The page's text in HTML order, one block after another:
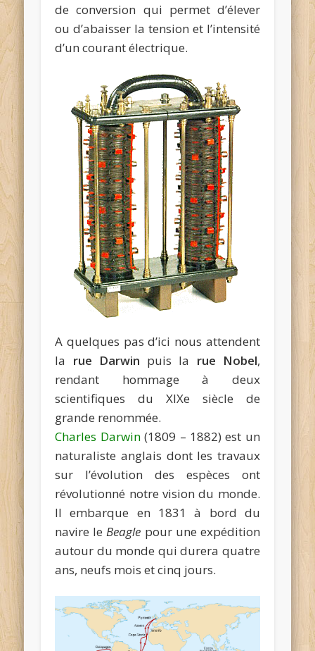
de conversion qui permet d’élever
ou d’abaisser la tension et l’intensité
d’un courant électrique.
A quelques pas d’ici nous attendent
la rue Darwin puis la rue Nobel,
rendant hommage à deux
scientifiques du XIXe siècle de
grande renommée.
Charles Darwin(1809 – 1882) est un
naturaliste anglais dont les travaux
sur l’évolution des espèces ont
révolutionné notre vision du monde.
Il embarque en 1831 à bord du
navire leBeagle pour une expédition
autour du monde qui durera quatre
ans, neufs mois et cinq jours.